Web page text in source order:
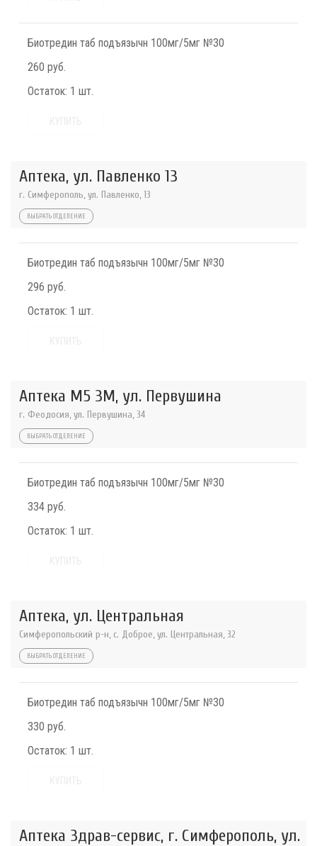
Биотредин таб подъязычн 100мг/5мг №30
260 руб.
Остаток: 1 шт.
Аптека, ул. Павленко 13
г. Симферополь, ул. Павленко, 13
ВЫБРАТЬ ОТДЕЛЕНИЕ
Биотредин таб подъязычн 100мг/5мг №30
296 руб.
Остаток: 1 шт.
Аптека М5 3М, ул. Первушина
г. Феодосия, ул. Первушина, 34
ВЫБРАТЬ ОТДЕЛЕНИЕ
Биотредин таб подъязычн 100мг/5мг №30
334 руб.
Остаток: 1 шт.
Аптека, ул. Центральная
Симферопольский р-н, с. Доброе, ул. Центральная, 32
ВЫБРАТЬ ОТДЕЛЕНИЕ
Биотредин таб подъязычн 100мг/5мг №30
330 руб.
Остаток: 1 шт.
Аптека Здрав-сервис, г. Симферополь, ул.